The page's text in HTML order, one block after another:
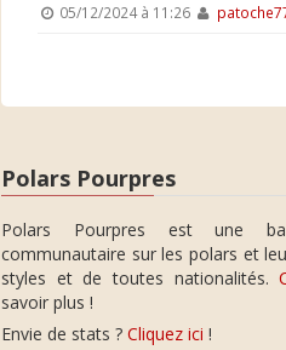
05/12/2024 à 11:26
Polars Pourpres
Polars Pourpres est une
communautaire sur les polars et
styles et de toutes nationalités.
savoir plus !
Envie de stats ? Cliquez ici !